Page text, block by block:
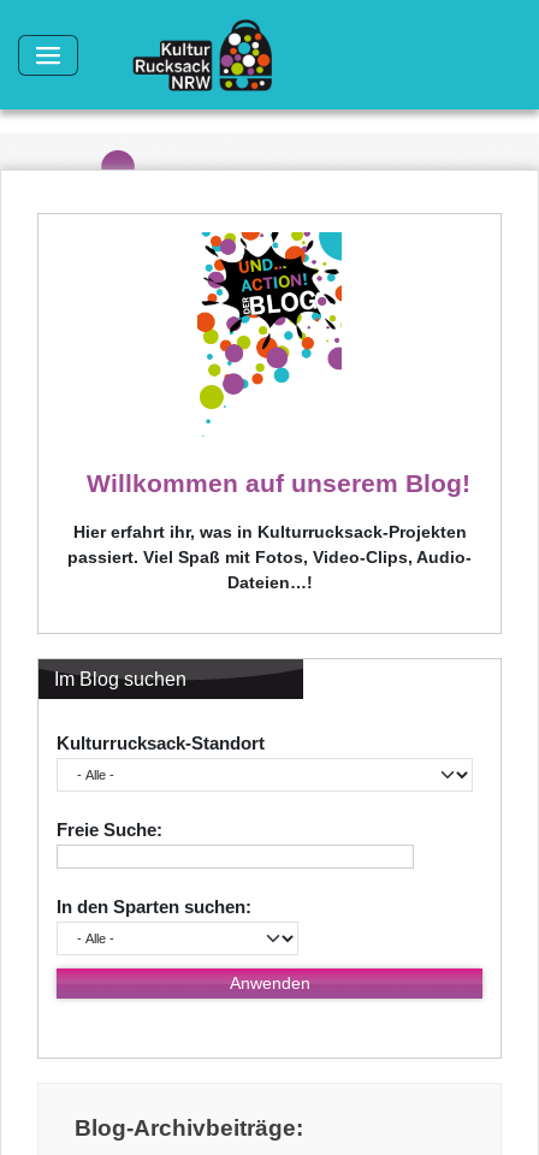
Willkommen auf unserem Blog!
Hier erfahrt ihr, was in Kulturrucksack-Projekten
passiert. Viel Spaß mit Fotos, Video-Clips, Audio-
Dateien…!
Im Blog suchen
Kulturrucksack-Standort
Freie Suche:
In den Sparten suchen:
Blog-Archivbeiträge: